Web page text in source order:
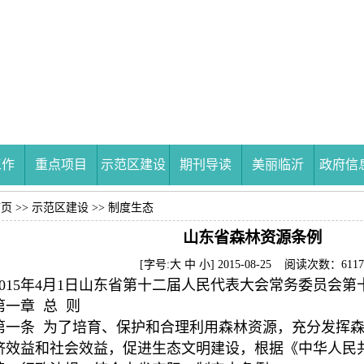
重点项目 示范区建设 期刊导读 美丽临沂 政府信
>> 示范区建设 >> 制度生态
山东省森林资源条例
[字号:大 中 小] 2015-08-25 阅读次数：6117
年4月1日山东省第十二届人民代表大会常务委员会第
一章 总 则
一条 为了培育、保护和合理利用森林资源，充分发挥
效益和社会效益，促进生态文明建设，根据《中华人民